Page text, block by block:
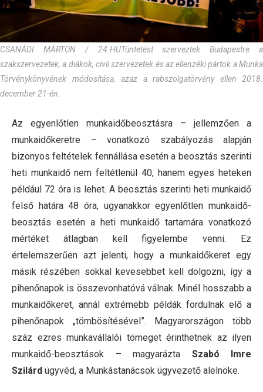
CSANÁDI MÁRTON / 24.HUTüntetést szerveztek Budapestre a
szakszervezetek, a diákok, civil szervezetek és az ellenzéki pártok a Munka
Törvénykönyvének módosítása, azaz a rabszolgatörvény ellen 2018.
december 21-én.
Az egyenlőtlen munkaidőbeosztásra – jellemzően a
munkaidőkeretre – vonatkozó szabályozás alapján
bizonyos feltételek fennállása esetén a beosztás szerinti
heti munkaidő nem feltétlenül 40, hanem egyes heteken
például 72 óra is lehet. A beosztás szerinti heti munkaidő
felső határa 48 óra, ugyanakkor egyenlőtlen munkaidő-
beosztás esetén a heti munkaidő tartamára vonatkozó
mértéket átlagban kell figyelembe venni. Ez
értelemszerűen azt jelenti, hogy a munkaidőkeret egy
másik részében sokkal kevesebbet kell dolgozni, így a
pihenőnapok is összevonhatóvá válnak. Minél hosszabb a
munkaidőkeret, annál extrémebb példák fordulnak elő a
pihenőnapok „tömbösítésével”. Magyarországon több
száz ezres munkavállalói tömeget érinthetnek az ilyen
munkaidő-beosztások – magyarázta Szabó Imre
Szilárd ügyvéd, a Munkástanácsok ügyvezető alelnöke.